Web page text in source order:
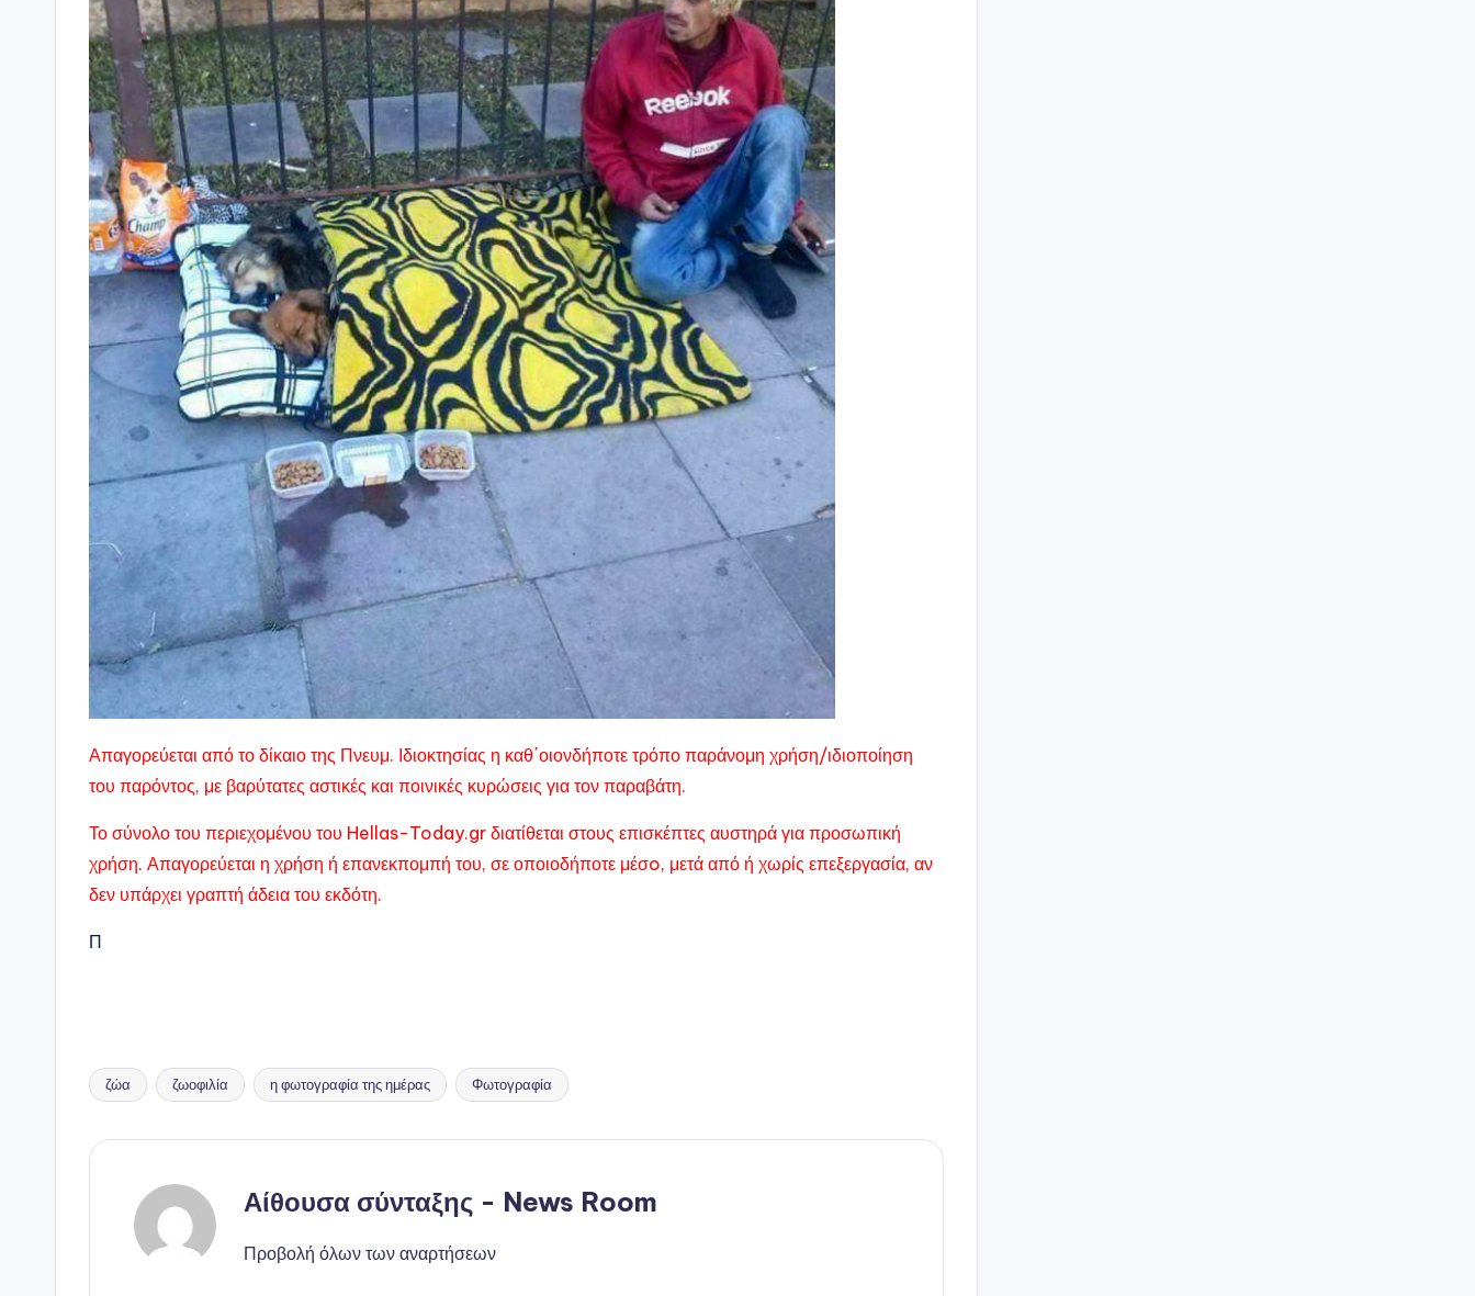
Απαγορεύεται από το δίκαιο της Πνευμ. Ιδιοκτησίας η καθ΄οιονδήποτε τρόπο παράνομη χρήση/ιδιοποίηση
του παρόντος, με βαρύτατες αστικές και ποινικές κυρώσεις για τον παραβάτη.
Το σύνολο του περιεχομένου του Hellas-Today.gr διατίθεται στους επισκέπτες αυστηρά για προσωπική
χρήση. Απαγορεύεται η χρήση ή επανεκπομπή του, σε οποιοδήποτε μέσo, μετά από ή χωρίς επεξεργασία, αν
δεν υπάρχει γραπτή άδεια του εκδότη.
Π
Ετικέτες:
ζώα ζωοφιλία η φωτογραφία της ημέρας Φωτογραφία
Αίθουσα σύνταξης - News Room
Προβολή όλων των αναρτήσεων